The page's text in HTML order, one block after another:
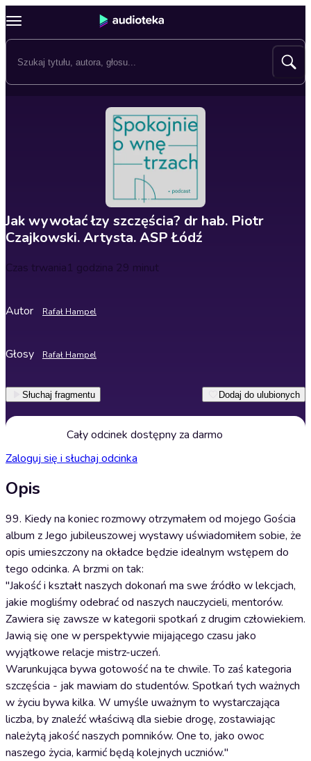
Jak wywołać łzy szczęścia? dr hab. Piotr
Czajkowski. Artysta. ASP Łódź
Czas trwania1 godzina 29 minut
Autor Rafał Hampel
Głosy Rafał Hampel
Słuchaj fragmentu Dodaj do ulubionych
Cały odcinek dostępny za darmo
Zaloguj się i słuchaj odcinka
Opis
99. Kiedy na koniec rozmowy otrzymałem od mojego Gościa
album z Jego jubileuszowej wystawy uświadomiłem sobie, że
opis umieszczony na okładce będzie idealnym wstępem do
tego odcinka. A brzmi on tak:
"Jakość i kształt naszych dokonań ma swe źródło w lekcjach,
jakie mogliśmy odebrać od naszych nauczycieli, mentorów.
Zawiera się zawsze w kategorii spotkań z drugim człowiekiem.
Jawią się one w perspektywie mijającego czasu jako
wyjątkowe relacje mistrz-uczeń.
Warunkująca bywa gotowość na te chwile. To zaś kategoria
szczęścia - jak mawiam do studentów. Spotkań tych ważnych
w życiu bywa kilka. W umyśle uważnym to wystarczająca
liczba, by znaleźć właściwą dla siebie drogę, zostawiając
należytą jakość naszych pomników. One to, jako owoc
naszego życia, karmić będą kolejnych uczniów."